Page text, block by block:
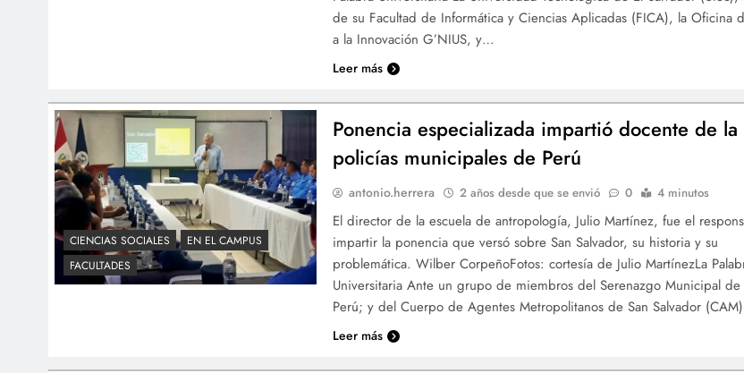
de su Facultad de Informática y Ciencias Aplicadas (FICA), la Oficina
a la Innovación G’NIUS, y…
Leer más
CIENCIAS SOCIALES
EN EL CAMPUS
FACULTADES
Ponencia especializada impartió docente de la
policías municipales de Perú
antonio.herrera 2 años desde que se envió 0 4 minutos
El director de la escuela de antropología, Julio Martínez, fue el
impartir la ponencia que versó sobre San Salvador, su historia y su
problemática. Wilber CorpeñoFotos: cortesía de Julio MartínezLa
Universitaria Ante un grupo de miembros del Serenazgo Municipal de
Perú; y del Cuerpo de Agentes Metropolitanos de San Salvador
Leer más